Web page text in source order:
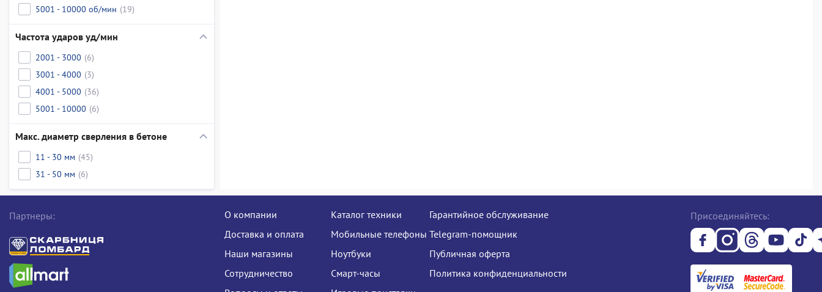
5001 - 10000 об/мин (19)
Частота ударов уд/мин
2001 - 3000 (6)
3001 - 4000 (3)
4001 - 5000 (36)
5001 - 10000 (6)
Макс. диаметр сверления в бетоне
11 - 30 мм (45)
31 - 50 мм (6)
Партнеры:
О компании
Доставка и оплата
Наши магазины
Сотрудничество
Каталог техники
Мобильные телефоны
Ноутбуки
Смарт-часы
Гарантийное обслуживание
Telegram-помощник
Публичная оферта
Политика конфиденциальности
Присоединяйтесь: